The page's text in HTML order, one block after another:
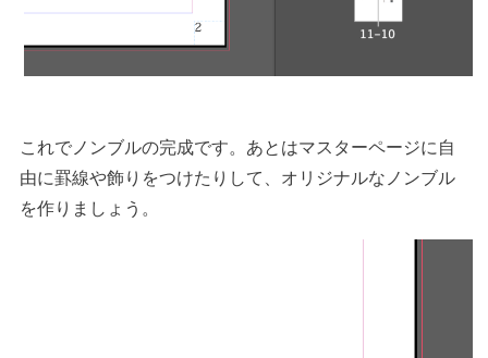
これでノンブルの完成です。あとはマスターページに自
由に罫線や飾りをつけたりして、オリジナルなノンブル
を作りましょう。